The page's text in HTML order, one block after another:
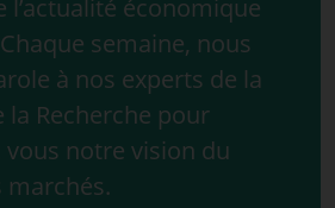
l’actualité économique
semaine, nous
à nos experts de la
la Recherche pour
vous notre vision du
marchés.